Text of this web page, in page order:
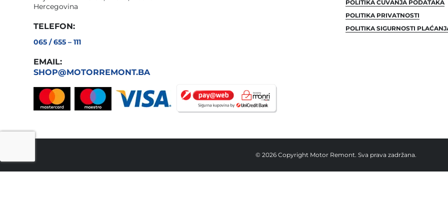
Hercegovina
TELEFON:
065 / 655 – 111
EMAIL:
SHOP@MOTORREMONT.BA
POLITIKA ČUVANJA PODATAKA
POLITIKA PRIVATNOSTI
POLITIKA SIGURNOSTI
© 2026 Copyright Motor Remont. Sva prava zadržana.